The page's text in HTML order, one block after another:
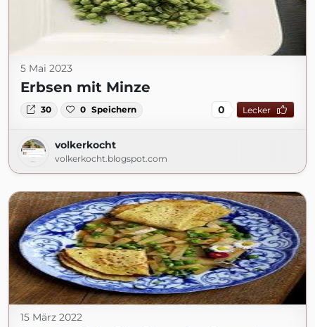
5 Mai 2023
Erbsen mit Minze
30 0 Speichern 0 Lecker
volkerkocht
volkerkocht.blogspot.com
15 März 2022